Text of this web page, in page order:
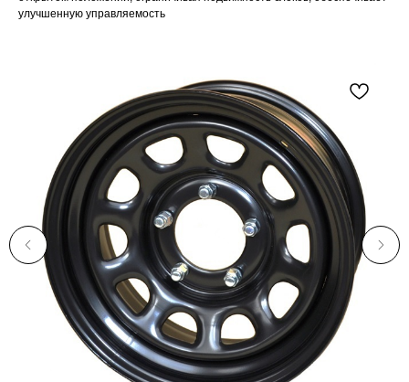
улучшенную управляемость